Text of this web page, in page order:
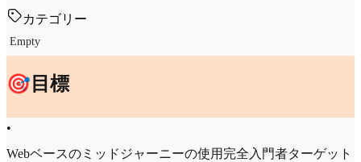
カテゴリー
Empty
🎯目標
•
Webベースのミッドジャーニーの使用完全入門者ターゲット